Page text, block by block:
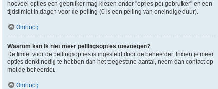
hoeveel opties een gebruiker mag kiezen onder "opties per gebruiker" en een
tijdslimiet in dagen voor de peiling (0 is een peiling van oneindige duur).
Omhoog
Waarom kan ik niet meer peilingsopties toevoegen?
De limiet voor de peilingsopties is ingesteld door de beheerder. Indien je meer
opties denkt nodig te hebben dan het toegestane aantal, neem dan contact op
met de beheerder.
Omhoog